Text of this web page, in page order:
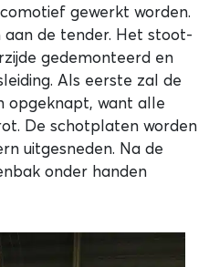
gewerkt worden.
aan de tender. Het stoot-
gedemonteerd en
Als eerste zal de
opgeknapt, want alle
De schotplaten worden
uitgesneden. Na de
onder handen